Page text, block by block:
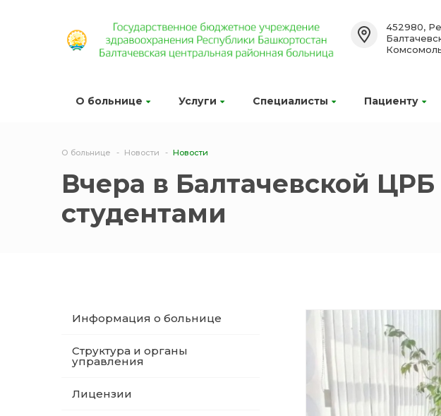
О больнице Услуги Специалисты Пациенту
452980,
О больнице Новости Новости
Вчера в Балтачевской
студентами
Информация о больнице
Структура и органы
управления
Лицензии